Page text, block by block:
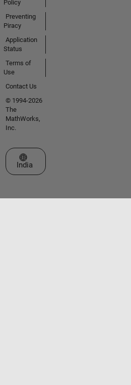
Policy
Preventing
Piracy
Application
Status
Terms of
Use
Contact Us
© 1994-2026
The
MathWorks,
Inc.
Select a Web Site
India